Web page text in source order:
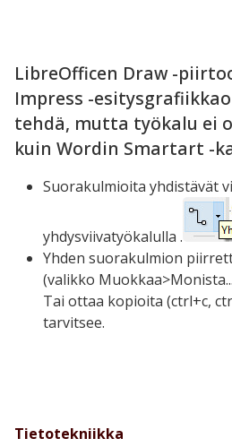
LibreOfficen Draw -
Impress -
tehdä, mutta työkalu ei
kuin Wordin Smartart -
Suorakulmioita yhdistävät
yhdysviivatyökalulla .
Yhden suorakulmion
(valikko
Tai ottaa kopioita (ctrl+c,
tarvitsee.
Tietotekniikka